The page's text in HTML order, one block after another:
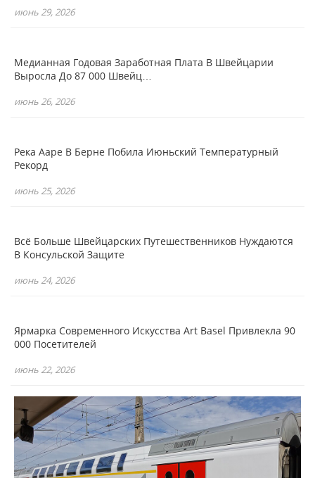
июнь 29, 2026
Медианная Годовая Заработная Плата В Швейцарии
Выросла До 87 000 Швейц…
июнь 26, 2026
Река Ааре В Берне Побила Июньский Температурный
Рекорд
июнь 25, 2026
Всё Больше Швейцарских Путешественников Нуждаются
В Консульской Защите
июнь 24, 2026
Ярмарка Современного Искусства Art Basel Привлекла 90
000 Посетителей
июнь 22, 2026